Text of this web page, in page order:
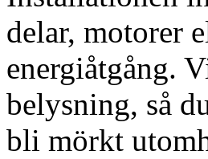
delar, motorer
energiåtgång.
belysning, så
bli mörkt